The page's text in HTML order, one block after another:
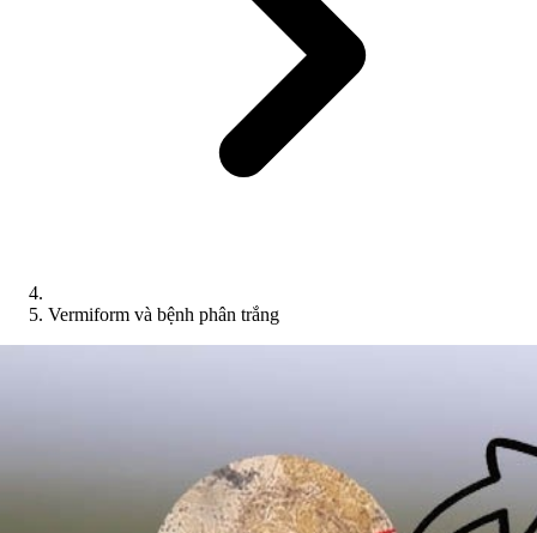
Vermiform và bệnh phân trắng